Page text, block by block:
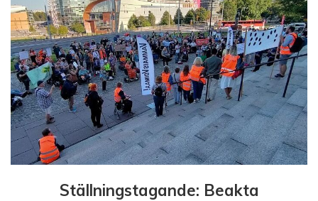
i
g
e
r
i
n
Ställningstagande: Beakta